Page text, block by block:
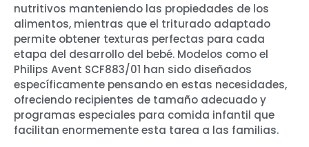
nutritivos manteniendo las propiedades de los
alimentos, mientras que el triturado adaptado
permite obtener texturas perfectas para cada
etapa del desarrollo del bebé. Modelos como el
Philips Avent SCF883/01 han sido diseñados
específicamente pensando en estas necesidades,
ofreciendo recipientes de tamaño adecuado y
programas especiales para comida infantil que
facilitan enormemente esta tarea a las familias.